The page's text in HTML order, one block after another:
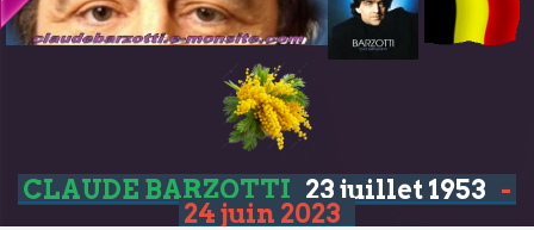
CLAUDE BARZOTTI 23 juillet 1953 -
24 juin 2023